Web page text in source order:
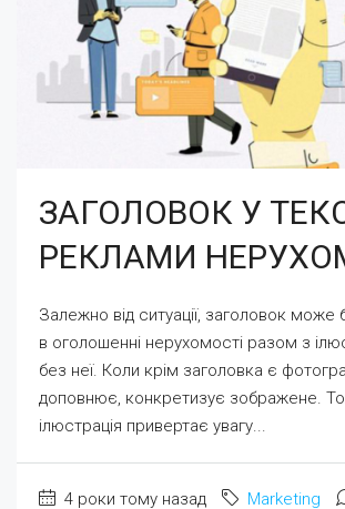
ЗАГОЛОВОК У
РЕКЛАМИ
Залежно від ситуації, заголовок може
в оголошенні нерухомості разом з
без неї. Коли крім заголовка є
доповнює, конкретизує зображене.
ілюстрація привертає увагу...
4 роки тому назад Marketing